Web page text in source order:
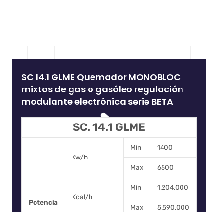
SC 14.1 GLME Quemador MONOBLOC
mixtos de gas o gasóleo regulación
modulante electrónica serie BETA
SC. 14.1 GLME
Potencia
Kw/h
Min 1400
Max 6500
Kcal/h
Min 1.204.000
Max 5.590.000